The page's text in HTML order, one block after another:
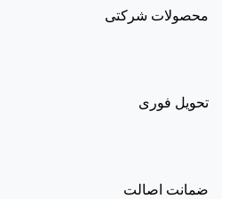
محصولات شرکتی
تحویل فوری
ضمانت اصالت